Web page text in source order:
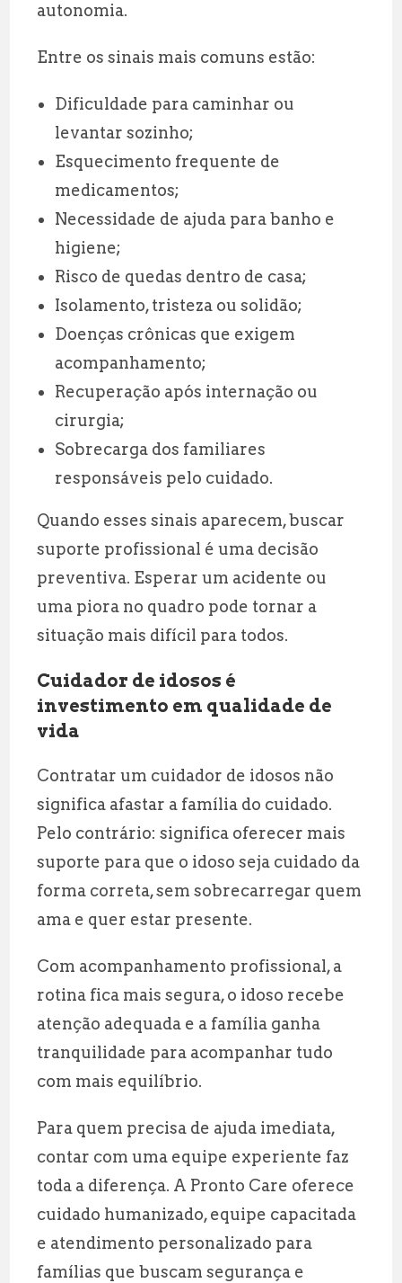
autonomia.
Entre os sinais mais comuns estão:
Dificuldade para caminhar ou
levantar sozinho;
Esquecimento frequente de
medicamentos;
Necessidade de ajuda para banho e
higiene;
Risco de quedas dentro de casa;
Isolamento, tristeza ou solidão;
Doenças crônicas que exigem
acompanhamento;
Recuperação após internação ou
cirurgia;
Sobrecarga dos familiares
responsáveis pelo cuidado.
Quando esses sinais aparecem, buscar
suporte profissional é uma decisão
preventiva. Esperar um acidente ou
uma piora no quadro pode tornar a
situação mais difícil para todos.
Cuidador de idosos é
investimento em qualidade de
vida
Contratar um cuidador de idosos não
significa afastar a família do cuidado.
Pelo contrário: significa oferecer mais
suporte para que o idoso seja cuidado da
forma correta, sem sobrecarregar quem
ama e quer estar presente.
Com acompanhamento profissional, a
rotina fica mais segura, o idoso recebe
atenção adequada e a família ganha
tranquilidade para acompanhar tudo
com mais equilíbrio.
Para quem precisa de ajuda imediata,
contar com uma equipe experiente faz
toda a diferença. A Pronto Care oferece
cuidado humanizado, equipe capacitada
e atendimento personalizado para
famílias que buscam segurança e